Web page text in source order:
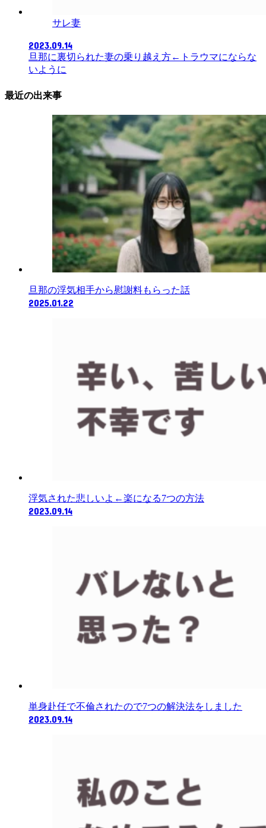
サレ妻
2023.09.14
旦那に裏切られた妻の乗り越え方←トラウマにならな
いように
最近の出来事
旦那の浮気相手から慰謝料もらった話
2025.01.22
浮気された悲しいよ←楽になる7つの方法
2023.09.14
単身赴任で不倫されたので7つの解決法をしました
2023.09.14